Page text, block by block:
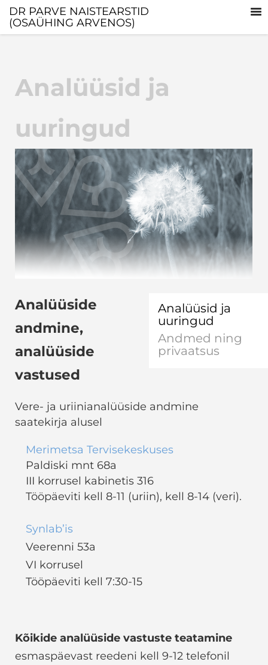
DR PARVE NAISTEARSTID
(OSAÜHING ARVENOS)
Analüüsid ja
uuringud
Analüüsid ja
uuringud
Andmed ning
privaatsus
Analüüside
andmine,
analüüside
vastused
Vere- ja uriinianalüüside andmine
saatekirja alusel
Merimetsa Tervisekeskuses
Paldiski mnt 68a
III korrusel kabinetis 316
Tööpäeviti kell 8-11 (uriin), kell 8-14 (veri).
Synlab’is
Veerenni 53a
VI korrusel
Tööpäeviti kell 7:30-15
Kõikide analüüside vastuste teatamine
esmaspäevast reedeni kell 9-12 telefonil